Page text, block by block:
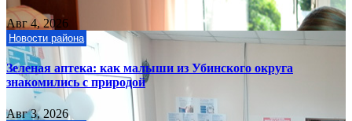
Авг 4, 2026
Новости района
Зеленая аптека: как малыши из Убинского округа
знакомились с природой
Авг 3, 2026